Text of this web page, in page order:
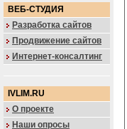
ВЕБ-СТУДИЯ
Разработка сайтов
Продвижение сайтов
Интернет-консалтинг
IVLIM.RU
О проекте
Наши опросы